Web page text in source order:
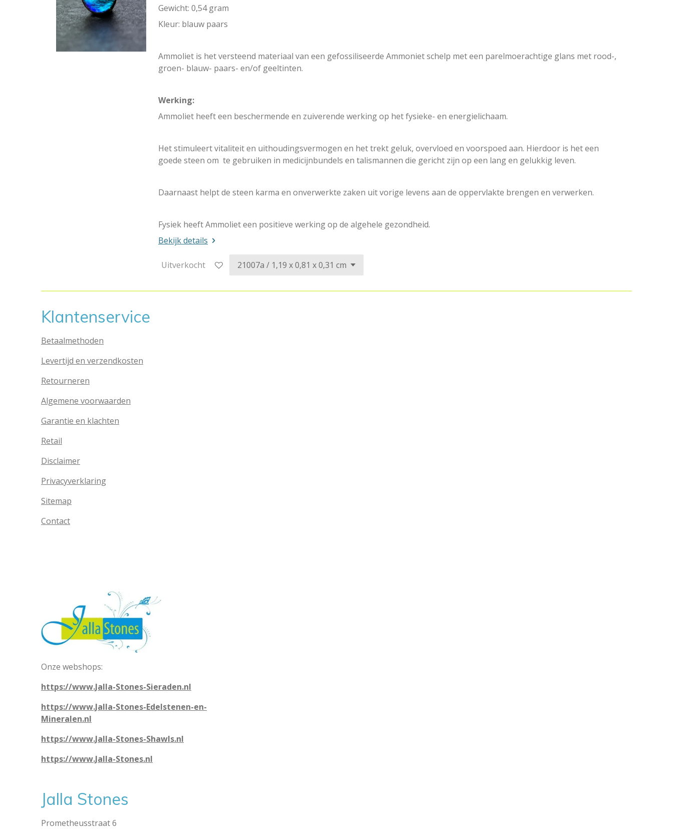
Gewicht: 0,54 gram
Kleur: blauw paars
Ammoliet is het versteend materiaal van een gefossiliseerde Ammoniet schelp met een parelmoerachtige glans met rood-,
groen- blauw- paars- en/of geeltinten.
Werking:
Ammoliet heeft een beschermende en zuiverende werking op het fysieke- en energielichaam.
Het stimuleert vitaliteit en uithoudingsvermogen en het trekt geluk, overvloed en voorspoed aan. Hierdoor is het een
goede steen om te gebruiken in medicijnbundels en talismannen die gericht zijn op een lang en gelukkig leven.
Daarnaast helpt de steen karma en onverwerkte zaken uit vorige levens aan de oppervlakte brengen en verwerken.
Fysiek heeft Ammoliet een positieve werking op de algehele gezondheid.
Bekijk details
Uitverkocht
Klantenservice
Betaalmethoden
Levertijd en verzendkosten
Retourneren
Algemene voorwaarden
Garantie en klachten
Retail
Disclaimer
Privacyverklaring
Sitemap
Contact
Onze webshops:
https://www.Jalla-Stones-Sieraden.nl
https://www.Jalla-Stones-Edelstenen-en-
Mineralen.nl
https://www.Jalla-Stones-Shawls.nl
https://www.Jalla-Stones.nl
Jalla Stones
Prometheusstraat 6